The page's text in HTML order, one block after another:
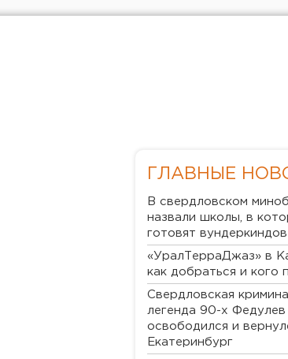
ГЛАВНЫЕ
В свердловском
назвали школы, в
готовят вундеркиндов
«УралТерраДжаз» в
как добраться и кого
Свердловская
легенда 90-х Федулев
освободился и
Екатеринбург